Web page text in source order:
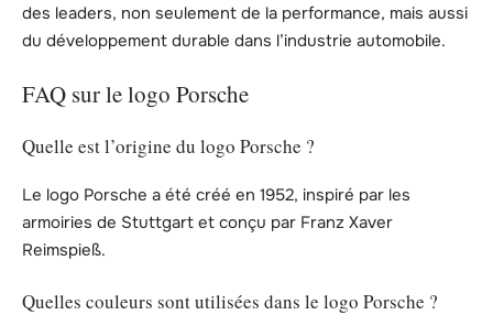
des leaders, non seulement de la performance, mais aussi
du développement durable dans l’industrie automobile.
FAQ sur le logo Porsche
Quelle est l’origine du logo Porsche ?
Le logo Porsche a été créé en 1952, inspiré par les
armoiries de Stuttgart et conçu par Franz Xaver
Reimspieß.
Quelles couleurs sont utilisées dans le logo Porsche ?